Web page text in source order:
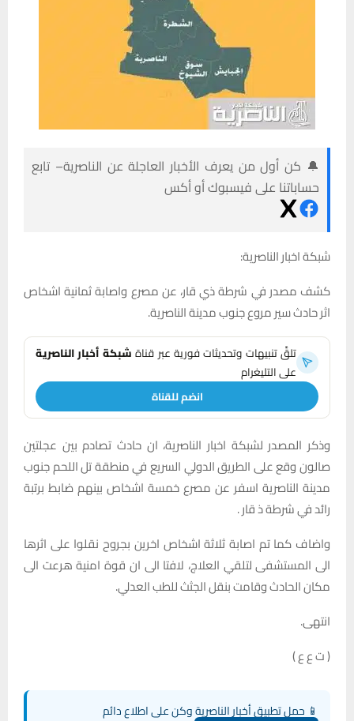
🔔 كن أول من يعرف الأخبار العاجلة عن الناصرية– تابع
حساباتنا على فيسبوك أو أكس
شبكة اخبار الناصرية:
كشف مصدر في شرطة ذي قار، عن مصرع واصابة ثمانية اشخاص
اثر حادث سير مروع جنوب مدينة الناصرية.
تلقَّ تنبيهات وتحديثات فورية عبر قناةشبكة أخبار الناصرية
على التليغرام
انضم للقناة
وذكر المصدر لشبكة اخبار الناصرية، ان حادث تصادم بين عجلتين
صالون وقع على الطريق الدولي السريع في منطقة تل اللحم جنوب
مدينة الناصرية اسفر عن مصرع خمسة اشخاص بينهم ضابط برتبة
رائد في شرطة ذ قار .
واضاف كما تم اصابة ثلاثة اشخاص اخرين بجروح نقلوا على اثرها
الى المستشفى لتلقي العلاج، لافتا الى ان قوة امنية هرعت الى
مكان الحادث وقامت بنقل الجثث للطب العدلي.
انتهى.
( ت ع ع )
📱 حمل تطبيق أخبار الناصرية وكن على اطلاع دائم